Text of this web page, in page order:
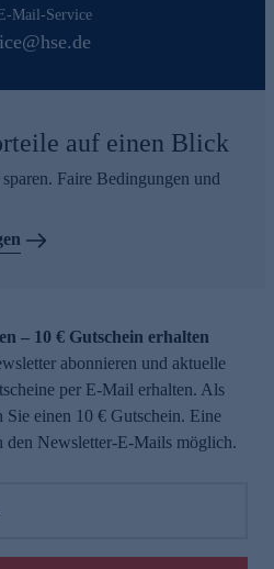
Mail-Service
auf einen Blick
Faire Bedingungen und
– 10 € Gutschein erhalten
abonnieren und aktuelle
per E-Mail erhalten. Als
Sie einen 10 € Gutschein. Eine
den Newsletter-E-Mails möglich.